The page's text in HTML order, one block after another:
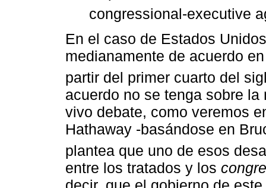
congressional-executive
En el caso de Estados
medianamente de acuerdo
partir del primer cuarto del
acuerdo no se tenga sobre
vivo debate, como veremos
Hathaway -basándose en
plantea que uno de esos
entre los tratados y los